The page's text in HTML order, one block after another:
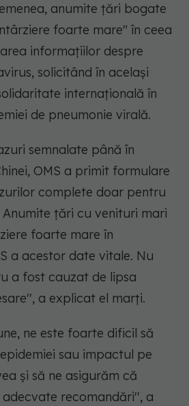
anumite ţări bogate
foarte mare" în ceea
informaţiilor despre
solicitând în acelaşi
internaţională în
de pneumonie virală.
semnalate până în
OMS a primit formulare
complete doar pentru
Anumite ţări cu venituri mari
foarte mare în
a acestor date vitale. Nu
a fost cauzat de lipsa
a explicat el marţi.
ne este foarte dificil să
sau impactul pe
şi să ne asigurăm că
recomandări'', a